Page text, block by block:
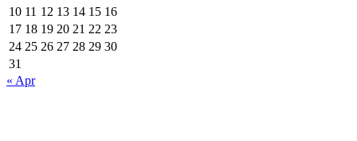
10 11 12 13 14 15 16
17 18 19 20 21 22 23
24 25 26 27 28 29 30
31
« Apr